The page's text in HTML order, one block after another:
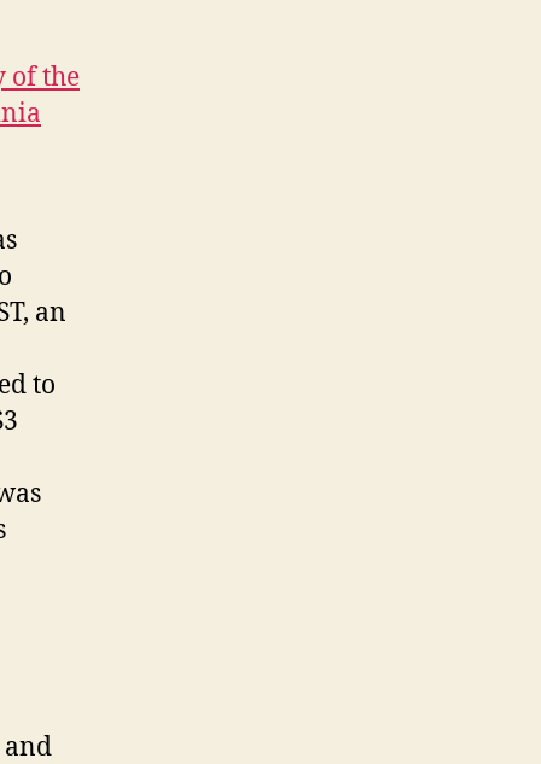
of the
an
to
and